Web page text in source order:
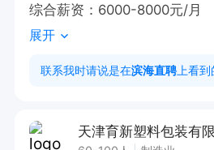
综合薪资：6000-8000元/月
展开
联系我时请说是在滨海直聘 上看
天津育新塑料包装有